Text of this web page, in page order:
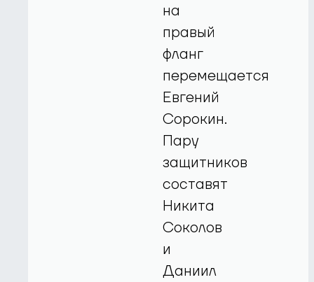
на
правый
фланг
перемещается
Евгений
Сорокин.
Пару
защитников
составят
Никита
Соколов
и
Даниил